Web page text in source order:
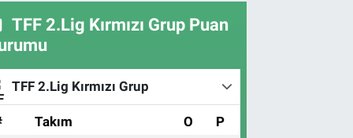
TFF 2.Lig Kırmızı Grup Puan
TFF 2.Lig Kırmızı Grup
Takım O P